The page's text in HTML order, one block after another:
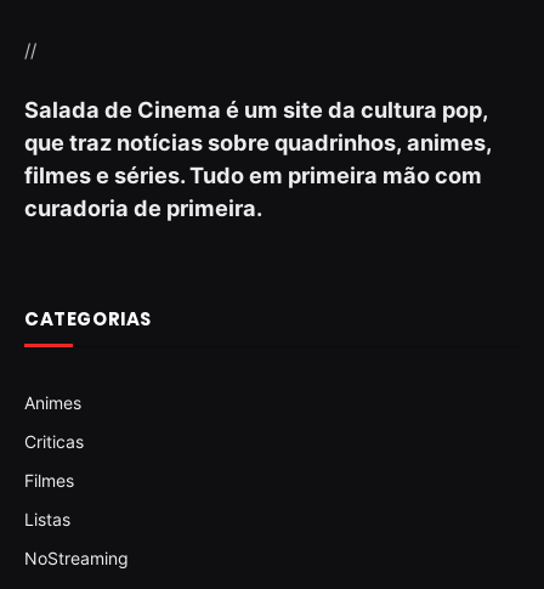
//
Salada de Cinema é um site da cultura pop,
que traz notícias sobre quadrinhos, animes,
filmes e séries. Tudo em primeira mão com
curadoria de primeira.
CATEGORIAS
Animes
Criticas
Filmes
Listas
NoStreaming